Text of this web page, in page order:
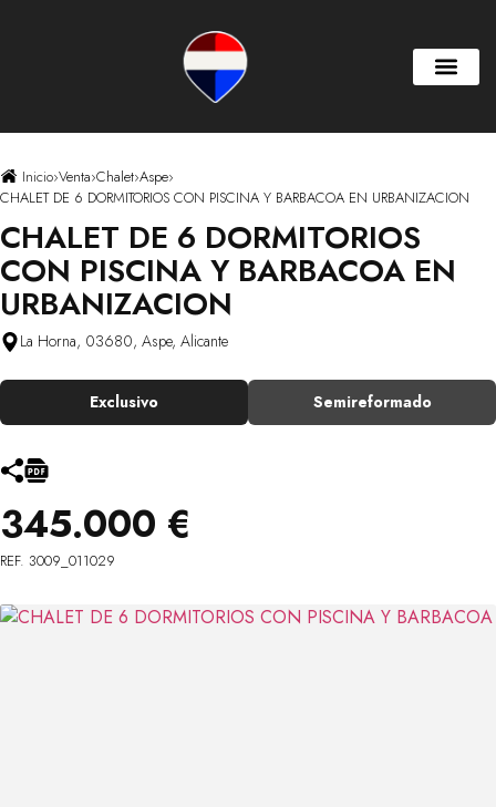
Inicio›Venta›Chalet›Aspe›
CHALET DE 6 DORMITORIOS CON PISCINA Y BARBACOA EN URBANIZACION
CHALET DE 6 DORMITORIOS
CON PISCINA Y BARBACOA EN
URBANIZACION
La Horna, 03680, Aspe, Alicante
Exclusivo Semireformado
345.000 €
REF. 3009_011029